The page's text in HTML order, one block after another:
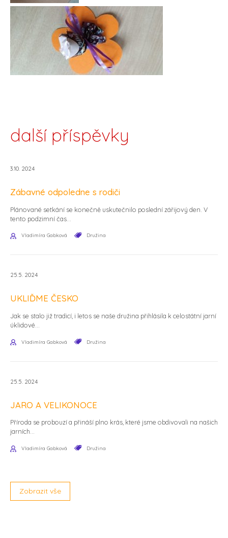
další příspěvky
3.10. 2024
Zábavné odpoledne s rodiči
Plánované setkání se konečně uskutečnilo poslední zářijový den. V
tento podzimní čas...
Vladimíra Gabková Družina
25.5. 2024
UKLIĎME ČESKO
Jak se stalo již tradicí, i letos se naše družina přihlásila k celostátní jarní
úklidové...
Vladimíra Gabková Družina
25.5. 2024
JARO A VELIKONOCE
Příroda se probouzí a přináší plno krás, které jsme obdivovali na našich
jarních...
Vladimíra Gabková Družina
Zobrazit vše